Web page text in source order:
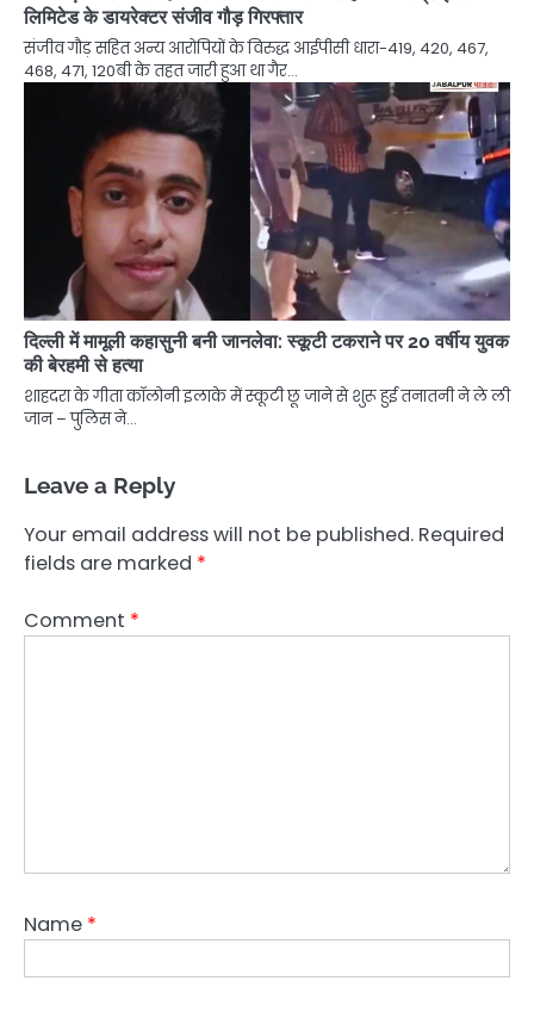
लिमिटेड के डायरेक्टर संजीव गौड़ गिरफ्तार
संजीव गौड़ सहित अन्य आरोपियों के विरुद्ध आईपीसी धारा-419, 420, 467,
468, 471, 120बी के तहत जारी हुआ था गैर…
दिल्ली में मामूली कहासुनी बनी जानलेवा: स्कूटी टकराने पर 20 वर्षीय युवक
की बेरहमी से हत्या
शाहदरा के गीता कॉलोनी इलाके में स्कूटी छू जाने से शुरू हुई तनातनी ने ले ली
जान – पुलिस ने…
Leave a Reply
Your email address will not be published. Required
fields are marked *
Comment *
Name *